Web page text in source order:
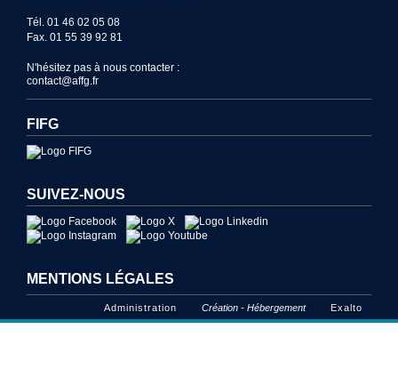
Tél. 01 46 02 05 08
Fax. 01 55 39 92 81
N'hésitez pas à nous contacter :
contact@affg.fr
FIFG
SUIVEZ-NOUS
MENTIONS LÉGALES
Administration Création - Hébergement Exalto